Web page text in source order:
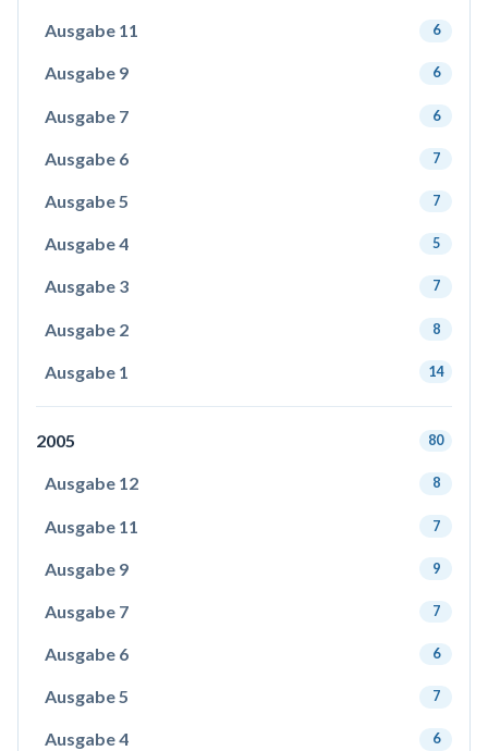
Ausgabe 11 6
Ausgabe 9 6
Ausgabe 7 6
Ausgabe 6 7
Ausgabe 5 7
Ausgabe 4 5
Ausgabe 3 7
Ausgabe 2 8
Ausgabe 1 14
2005 80
Ausgabe 12 8
Ausgabe 11 7
Ausgabe 9 9
Ausgabe 7 7
Ausgabe 6 6
Ausgabe 5 7
Ausgabe 4 6